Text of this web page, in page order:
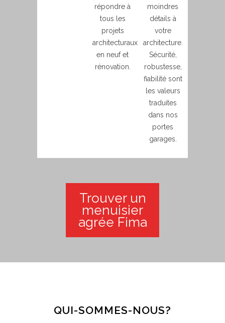
répondre à
tous les
projets
architecturaux
en neuf et
rénovation.
moindres
détails à
votre
architecture.
Sécurité,
robustesse,
fiabilité sont
les valeurs
traduites
dans nos
portes
garages.
Trouver un
menuisier
agrée Fima
QUI-SOMMES-NOUS?